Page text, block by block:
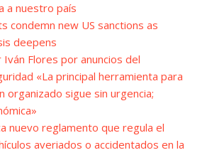
a nuestro país
condemn new US sanctions as
deepens
Iván Flores por anuncios del
«La principal herramienta para
organizado sigue sin urgencia;
nuevo reglamento que regula el
averiados o accidentados en la